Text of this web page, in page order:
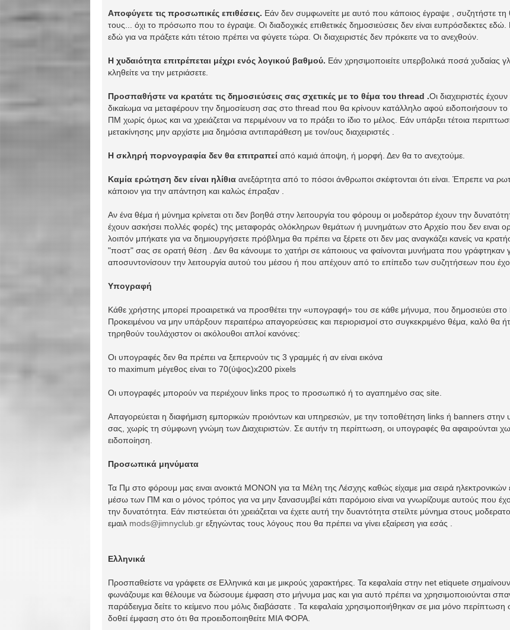
Αποφύγετε τις προσωπικές επιθέσεις. Εάν δεν συμφωνείτε με αυτό που κάποιος έγραψε , συζητήστε τη
τους... όχι το πρόσωπο που το έγραψε. Οι διαδοχικές επιθετικές δημοσιεύσεις δεν είναι ευπρόσδεκτες εδώ.
εδώ για να πράξετε κάτι τέτοιο πρέπει να φύγετε τώρα. Οι διαχειριστές δεν πρόκειτε να το ανεχθούν.
Η χυδαιότητα επιτρέπεται μέχρι ενός λογικού βαθμού. Εάν χρησιμοποιείτε υπερβολικά ποσά χυδαίας
κληθείτε να την μετριάσετε.
Προσπαθήστε να κρατάτε τις δημοσιεύσεις σας σχετικές με το θέμα του thread .Οι διαχειριστές έχουν
δικαίωμα να μεταφέρουν την δημοσίευση σας στο thread που θα κρίνουν κατάλληλο αφού ειδοποιήσουν το
ΠΜ χωρίς όμως και να χρειάζεται να περιμένουν να το πράξει το ίδιο το μέλος. Εάν υπάρξει τέτοια
μετακίνησης μην αρχίστε μια δημόσια αντιπαράθεση με τον/ους διαχειριστές .
Η σκληρή πορνογραφία δεν θα επιτραπεί από καμιά άποψη, ή μορφή. Δεν θα το ανεχτούμε.
Καμία ερώτηση δεν είναι ηλίθια ανεξάρτητα από το πόσοι άνθρωποι σκέφτονται ότι είναι. Έπρεπε να
κάποιον για την απάντηση και καλώς έπραξαν .
Αν ένα θέμα ή μύνημα κρίνεται οτι δεν βοηθά στην λειτουργία του φόρουμ οι μοδεράτορ έχουν την
έχουν ασκήσει πολλές φορές) της μεταφοράς ολόκληρων θεμάτων ή μυνημάτων στο Αρχείο που δεν ειναι
λοιπόν μπήκατε για να δημιουργήσετε πρόβλημα θα πρέπει να ξέρετε οτι δεν μας αναγκάζει κανείς να
"ποστ" σας σε ορατή θέση . Δεν θα κάνουμε το χατήρι σε κάποιους να φαίνονται μυνήματα που γράφτηκαν
αποσυντονίσουν την λειτουργία αυτού του μέσου ή που απέχουν από το επίπεδο των συζητήσεων που
Υπογραφή
Κάθε χρήστης μπορεί προαιρετικά να προσθέτει την «υπογραφή» του σε κάθε μήνυμα, που δημοσιεύει στο
Προκειμένου να μην υπάρξουν περαιτέρω απαγορεύσεις και περιορισμοί στο συγκεκριμένο θέμα, καλό θα
τηρηθούν τουλάχιστον οι ακόλουθοι απλοί κανόνες:
Οι υπογραφές δεν θα πρέπει να ξεπερνούν τις 3 γραμμές ή αν είναι εικόνα
το maximum μέγεθος είναι το 70(ύψος)x200 pixels
Οι υπογραφές μπορούν να περιέχουν links προς το προσωπικό ή το αγαπημένο σας site.
Απαγορεύεται η διαφήμιση εμπορικών προιόντων και υπηρεσιών, με την τοποθέτηση links ή banners στην
σας, χωρίς τη σύμφωνη γνώμη των Διαχειριστών. Σε αυτήν τη περίπτωση, οι υπογραφές θα αφαιρούνται
ειδοποίηση.
Προσωπικά μηνύματα
Τα Πμ στο φόρουμ μας ειναι ανοικτά ΜΟΝΟΝ για τα Μέλη της Λέσχης καθώς είχαμε μια σειρά ηλεκτρονικών
μέσω των ΠΜ και ο μόνος τρόπος για να μην ξανασυμβεί κάτι παρόμοιο είναι να γνωρίζουμε αυτούς που
την δυνατότητα. Εάν πιστεύεται ότι χρειάζεται να έχετε αυτή την δυαντότητα στείλτε μύνημα στους
εμαιλ mods@jimnyclub.gr εξηγώντας τους λόγους που θα πρέπει να γίνει εξαίρεση για εσάς .
Ελληνικά
Προσπαθείστε να γράφετε σε Ελληνικά και με μικρούς χαρακτήρες. Τα κεφαλαία στην net etiquete σημαίνουν
φωνάζουμε και θέλουμε να δώσουμε έμφαση στο μήνυμα μας και για αυτό πρέπει να χρησιμοποιούνται
παράδειγμα δείτε το κείμενο που μόλις διαβάσατε . Τα κεφαλαία χρησιμοποιήθηκαν σε μια μόνο περίπτωση
δοθεί έμφαση στο ότι θα προειδοποιηθείτε ΜΙΑ ΦΟΡΑ.